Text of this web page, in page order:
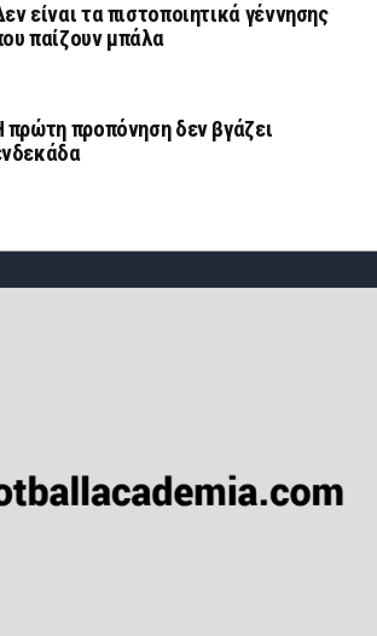
είναι τα πιστοποιητικά γέννησης
παίζουν μπάλα
πρώτη προπόνηση δεν βγάζει